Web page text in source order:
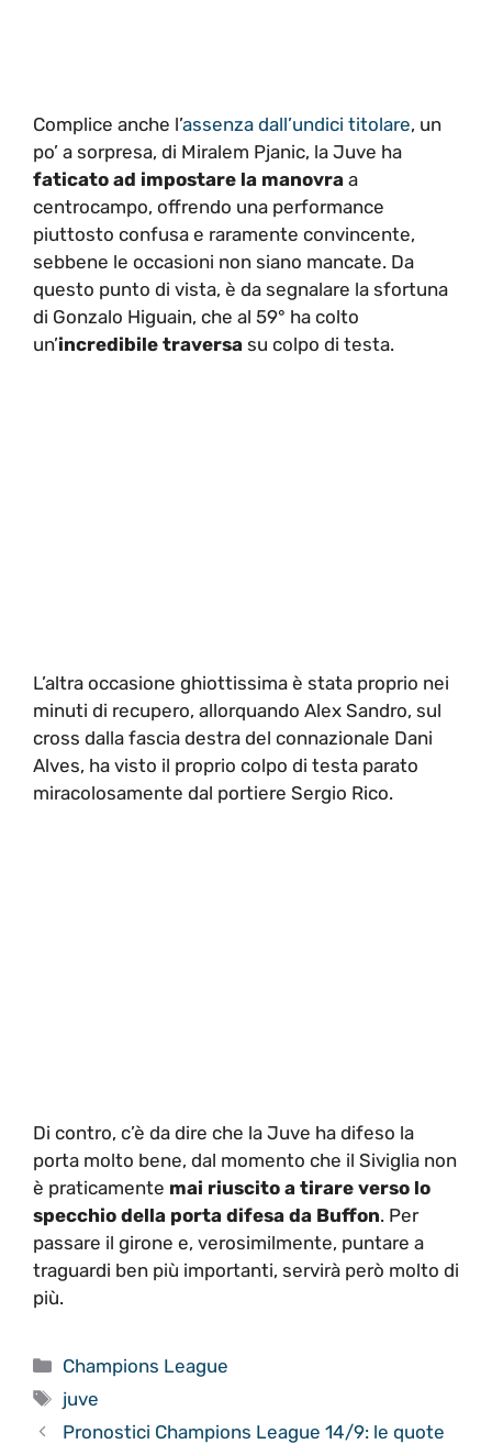
Complice anche l’assenza dall’undici titolare, un
po’ a sorpresa, di Miralem Pjanic, la Juve ha
faticato ad impostare la manovra a
centrocampo, offrendo una performance
piuttosto confusa e raramente convincente,
sebbene le occasioni non siano mancate. Da
questo punto di vista, è da segnalare la sfortuna
di Gonzalo Higuain, che al 59° ha colto
un’incredibile traversa su colpo di testa.
L’altra occasione ghiottissima è stata proprio nei
minuti di recupero, allorquando Alex Sandro, sul
cross dalla fascia destra del connazionale Dani
Alves, ha visto il proprio colpo di testa parato
miracolosamente dal portiere Sergio Rico.
Di contro, c’è da dire che la Juve ha difeso la
porta molto bene, dal momento che il Siviglia non
è praticamente mai riuscito a tirare verso lo
specchio della porta difesa da Buffon. Per
passare il girone e, verosimilmente, puntare a
traguardi ben più importanti, servirà però molto di
più.
Categorie
Champions League
Tag
juve
Pronostici Champions League 14/9: le quote